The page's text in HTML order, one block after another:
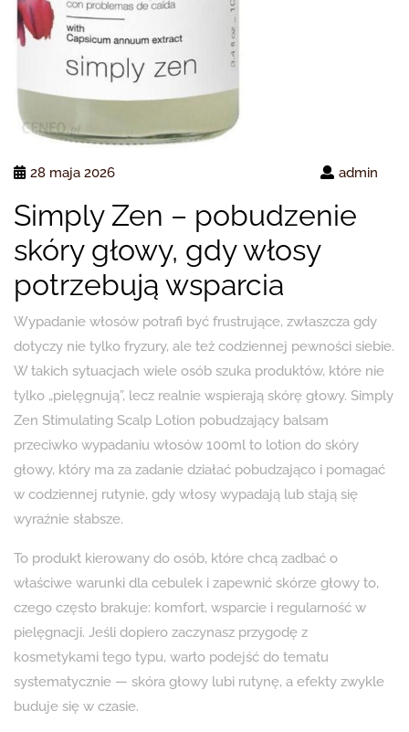
28 maja 2026 admin
Simply Zen – pobudzenie
skóry głowy, gdy włosy
potrzebują wsparcia
Wypadanie włosów potrafi być frustrujące, zwłaszcza gdy
dotyczy nie tylko fryzury, ale też codziennej pewności siebie.
W takich sytuacjach wiele osób szuka produktów, które nie
tylko „pielęgnują”, lecz realnie wspierają skórę głowy. Simply
Zen Stimulating Scalp Lotion pobudzający balsam
przeciwko wypadaniu włosów 100ml to lotion do skóry
głowy, który ma za zadanie działać pobudzająco i pomagać
w codziennej rutynie, gdy włosy wypadają lub stają się
wyraźnie słabsze.
To produkt kierowany do osób, które chcą zadbać o
właściwe warunki dla cebulek i zapewnić skórze głowy to,
czego często brakuje: komfort, wsparcie i regularność w
pielęgnacji. Jeśli dopiero zaczynasz przygodę z
kosmetykami tego typu, warto podejść do tematu
systematycznie — skóra głowy lubi rutynę, a efekty zwykle
buduje się w czasie.